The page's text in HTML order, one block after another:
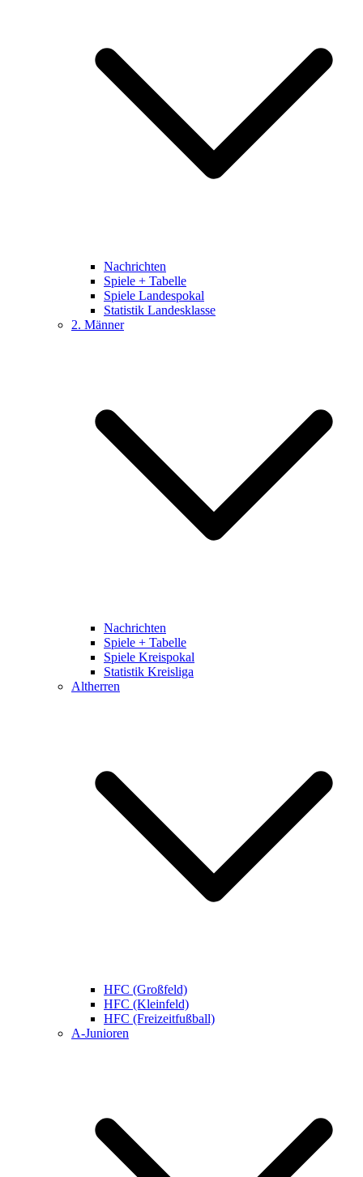
Nachrichten
Spiele + Tabelle
Spiele Landespokal
Statistik Landesklasse
2. Männer
Nachrichten
Spiele + Tabelle
Spiele Kreispokal
Statistik Kreisliga
Altherren
HFC (Großfeld)
HFC (Kleinfeld)
HFC (Freizeitfußball)
A-Junioren